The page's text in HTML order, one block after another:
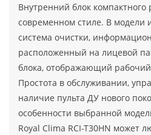
Внутренний блок
современном стиле. В модели
система очистки,
расположенный на лицевой
блока, отображающий
Простота в обслуживании,
наличие пульта ДУ нового
особенности выбранной
Royal Clima RCI-T30HN может